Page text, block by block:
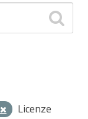
Licenze